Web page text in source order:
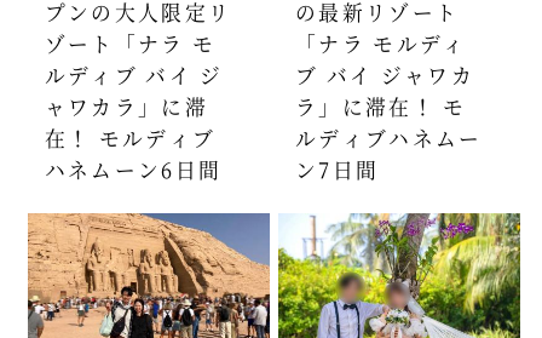
プンの大人限定リ
ゾート「ナラ モ
ルディブ バイ ジ
ャワカラ」に滞
在！ モルディブ
ハネムーン6日間
の最新リゾート
「ナラ モルディ
ブ バイ ジャワカ
ラ」に滞在！ モ
ルディブハネムー
ン7日間